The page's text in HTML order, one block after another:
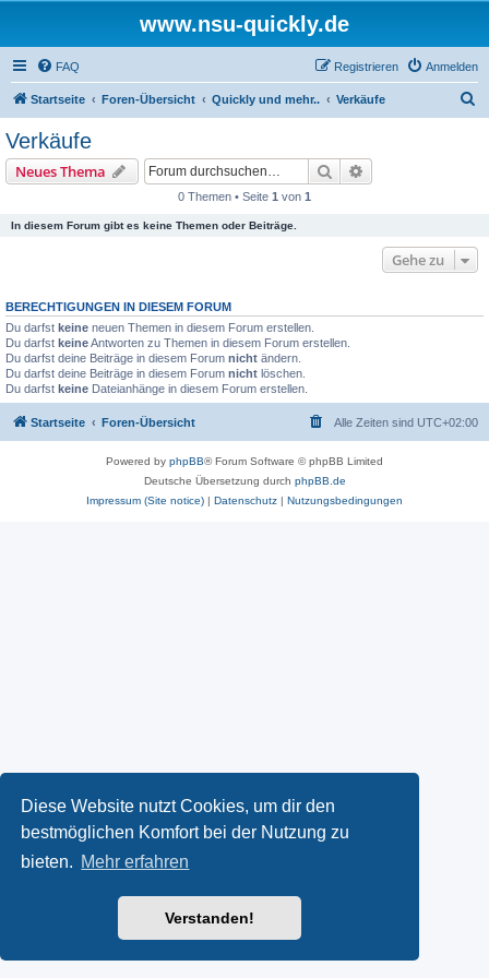
Diese Website nutzt Cookies, um dir den
bestmöglichen Komfort bei der Nutzung zu
bieten. Mehr erfahren
Verstanden!
www.nsu-quickly.de
FAQ Anmelden
Registrieren
Startseite Foren-Übersicht Quickly und mehr.. Verkäufe
Verkäufe
Neues Thema Suche
0 Themen • Seite 1 von 1
In diesem Forum gibt es keine Themen oder Beiträge.
Gehe zu
BERECHTIGUNGEN IN DIESEM FORUM
Du darfst keine neuen Themen in diesem Forum erstellen.
Du darfst keineAntworten zu Themen in diesem Forum erstellen.
Du darfst deine Beiträge in diesem Forum nicht ändern.
Du darfst deine Beiträge in diesem Forum nicht löschen.
Du darfst keine Dateianhänge in diesem Forum erstellen.
Startseite Foren-Übersicht Alle Zeiten sind UTC+02:00
Powered by phpBB® Forum Software © phpBB Limited
Deutsche Übersetzung durch phpBB.de
Impressum (Site notice) | Datenschutz | Nutzungsbedingungen